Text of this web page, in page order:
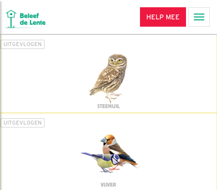
HELP MEE
UITGEVLOGEN
STEENUIL
UITGEVLOGEN
VIJVER